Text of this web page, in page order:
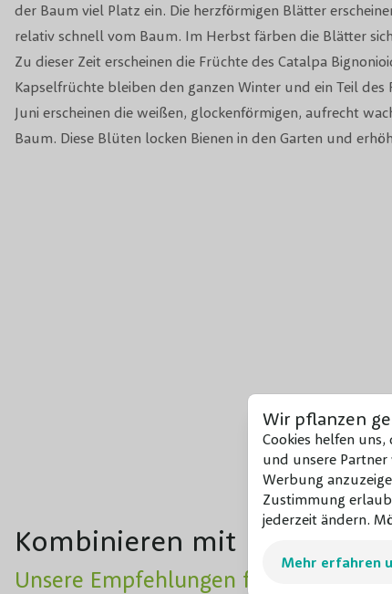
Wir pflanzen
Cookies helfen
und unsere
Werbung
Zustimmung
jederzeit ändern.
Mehr erfahren
der Baum viel Platz ein. Die herzförmigen Blätter
relativ schnell vom Baum. Im Herbst färben die Blätter
Zu dieser Zeit erscheinen die Früchte des Catalpa
Kapselfrüchte bleiben den ganzen Winter und ein Teil
Juni erscheinen die weißen, glockenförmigen, aufrecht
Baum. Diese Blüten locken Bienen in den Garten und
Kombinieren mit
Unsere Empfehlungen für dieses